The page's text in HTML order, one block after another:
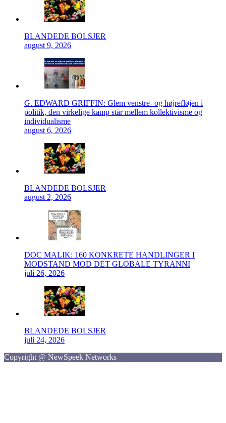
BLANDEDE BOLSJER
august 9, 2026
G. EDWARD GRIFFIN: Glem venstre- og højrefløjen i
politik, den virkelige kamp står mellem kollektivisme og
individualisme
august 6, 2026
BLANDEDE BOLSJER
august 2, 2026
DOC MALIK: 160 KONKRETE HANDLINGER I
MODSTAND MOD DET GLOBALE TYRANNI
juli 26, 2026
BLANDEDE BOLSJER
juli 24, 2026
Copyright @ NewSpeek Networks